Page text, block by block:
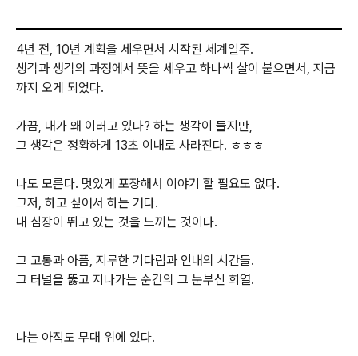
4년 전, 10년 계획을 세우면서 시작된 세계일주.
생각과 생각의 과정에서 뜻을 세우고 하나씩 살이 붙으면서, 지금
까지 오게 되었다.
가끔, 내가 왜 이러고 있나? 하는 생각이 들지만,
그 생각은 정확하게 13초 이내로 사라진다. ㅎㅎㅎ
나도 모른다. 멋있게 포장해서 이야기 할 필요도 없다.
그저, 하고 싶어서 하는 거다.
내 심장이 뛰고 있는 것을 느끼는 것이다.
그 고통과 아픔, 지루한 기다림과 인내의 시간들.
그 터널을 뚫고 지나가는 순간의 그 눈부신 희열.
나는 아직도 무대 위에 있다.